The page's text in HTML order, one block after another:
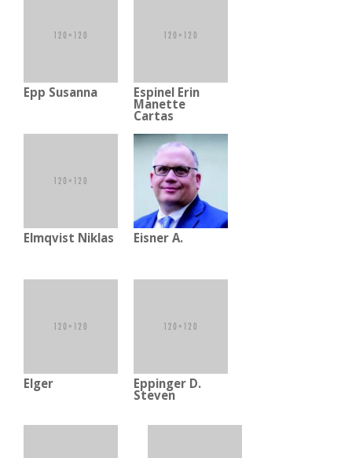
Epp Susanna Espinel Erin
Manette
Cartas
Elmqvist Niklas Eisner A.
Elger Eppinger D.
Steven